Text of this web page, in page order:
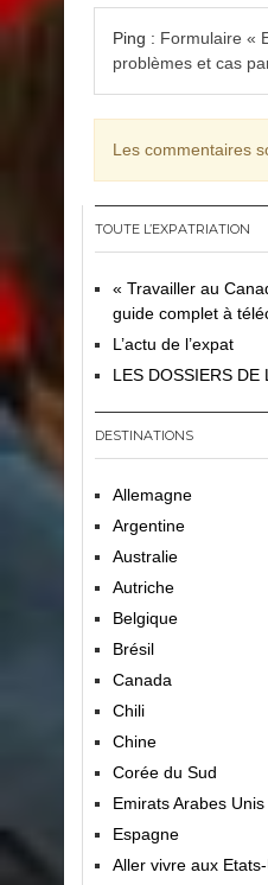
Ping : Formulaire «
problèmes et cas
Les commentaires
TOUTE L’EXPATRIATION
« Travailler au
guide complet à
L’actu de l’expat
LES DOSSIERS DE
DESTINATIONS
Allemagne
Argentine
Australie
Autriche
Belgique
Brésil
Canada
Chili
Chine
Corée du Sud
Emirats Arabes Unis
Espagne
Aller vivre aux